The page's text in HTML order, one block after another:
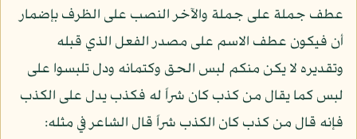
عطف جملة على جملة والآخر النصب على الظرف بإضمار
أن فيكون عطف الاسم على مصدر الفعل الذي قبله
وتقديره لا يكن منكم لبس الحق وكتمانه ودل تلبسوا على
لبس كما يقال من كذب كان شراً له فكذب يدل على الكذب
فإنه قال من كذب كان الكذب شراً قال الشاعر في مثله: